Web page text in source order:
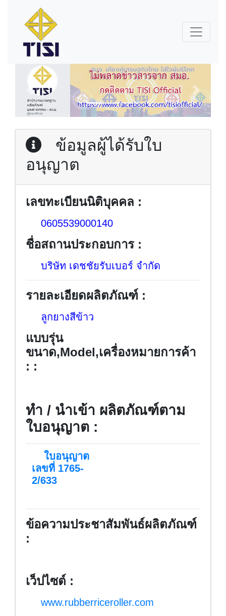
ข้อมูลผู้ได้รับใบ
อนุญาต
เลขทะเบียนนิติบุคคล :
0605539000140
ชื่อสถานประกอบการ :
บริษัท เดชชัยรับเบอร์ จำกัด
รายละเอียดผลิตภัณฑ์ :
ลูกยางสีข้าว
แบบรุ่น
ขนาด,Model,เครื่องหมายการค้า
: :
ทำ / นำเข้า ผลิตภัณฑ์ตาม
ใบอนุญาต :
ใบอนุญาต
เลขที่ 1765-
2/633
ข้อความประชาสัมพันธ์ผลิตภัณฑ์
:
เว็ปไซต์ :
www.rubberriceroller.com